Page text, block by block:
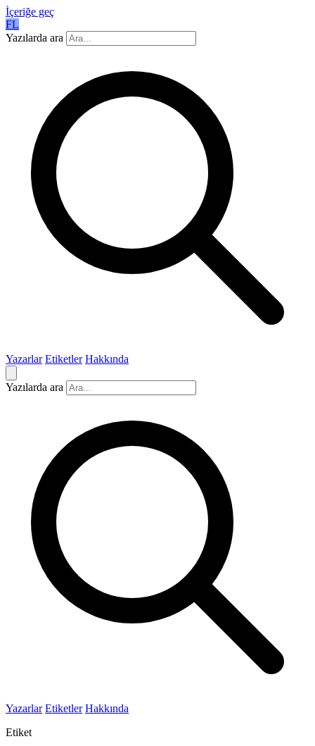
İçeriğe geç
FL
Yazılarda ara
Yazarlar Etiketler Hakkında
Yazılarda ara
Yazarlar Etiketler Hakkında
Etiket